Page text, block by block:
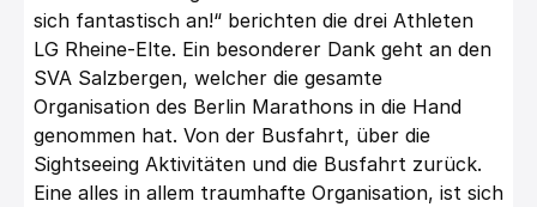
sich fantastisch an!“ berichten die drei Athleten
LG Rheine-Elte. Ein besonderer Dank geht an den
SVA Salzbergen, welcher die gesamte
Organisation des Berlin Marathons in die Hand
genommen hat. Von der Busfahrt, über die
Sightseeing Aktivitäten und die Busfahrt zurück.
Eine alles in allem traumhafte Organisation, ist sich